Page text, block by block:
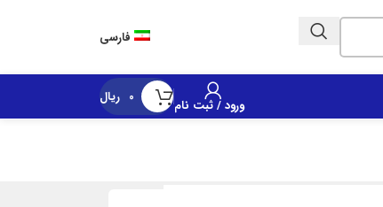
Customer Call Center | 02152164 فارسی
ورود / ثبت نام 0 ریال